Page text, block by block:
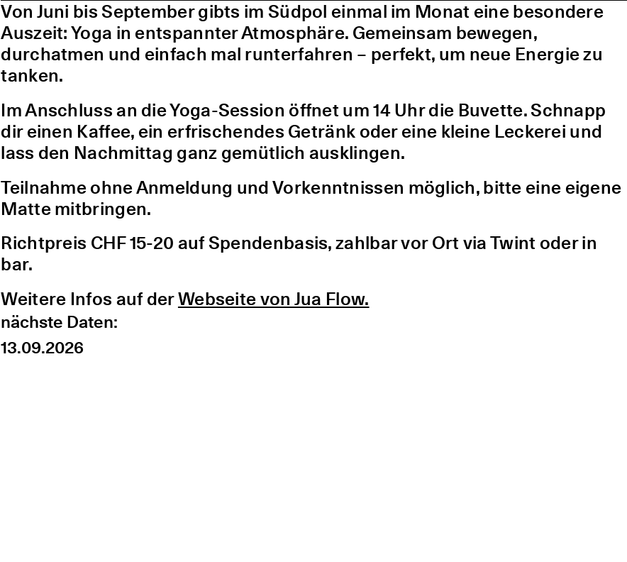
Von Juni bis September gibts im Südpol einmal im Monat eine besondere
Auszeit: Yoga in entspannter Atmosphäre. Gemeinsam bewegen,
durchatmen und einfach mal runterfahren – perfekt, um neue Energie zu
tanken.
Im Anschluss an die Yoga-Session öffnet um 14 Uhr die Buvette. Schnapp
dir einen Kaffee, ein erfrischendes Getränk oder eine kleine Leckerei und
lass den Nachmittag ganz gemütlich ausklingen.
Teilnahme ohne Anmeldung und Vorkenntnissen möglich, bitte eine eigene
Matte mitbringen.
Richtpreis CHF 15-20 auf Spendenbasis, zahlbar vor Ort via Twint oder in
bar.
Weitere Infos auf derWebseite von Jua Flow.
nächste Daten:
13.09.2026